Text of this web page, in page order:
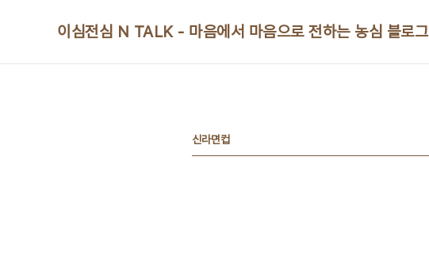
이심전심 N TALK - 마음에서 마음으로 전하는 농심 블로그
신라면컵